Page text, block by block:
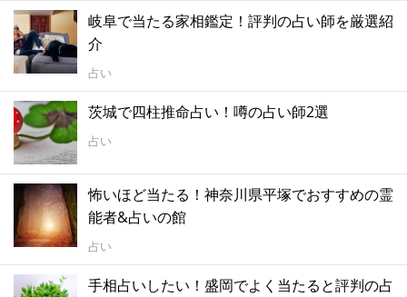
岐阜で当たる家相鑑定！評判の占い師を厳選紹
介
占い
茨城で四柱推命占い！噂の占い師2選
占い
怖いほど当たる！神奈川県平塚でおすすめの霊
能者&占いの館
占い
手相占いしたい！盛岡でよく当たると評判の占